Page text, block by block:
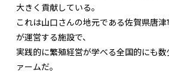
大きく貢献している。
これは山口さんの地元である佐賀県唐津
が運営する施設で、
実践的に繁殖経営が学べる全国的にも
ァームだ。